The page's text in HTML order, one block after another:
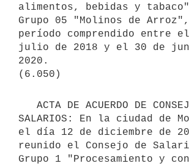
alimentos, bebidas y
Grupo 05 "Molinos de
período comprendido entre
julio de 2018 y el 30 de
2020.
SALARIOS: En la ciudad de
el día 12 de diciembre de
reunido el Consejo de
Grupo 1 "Procesamiento y